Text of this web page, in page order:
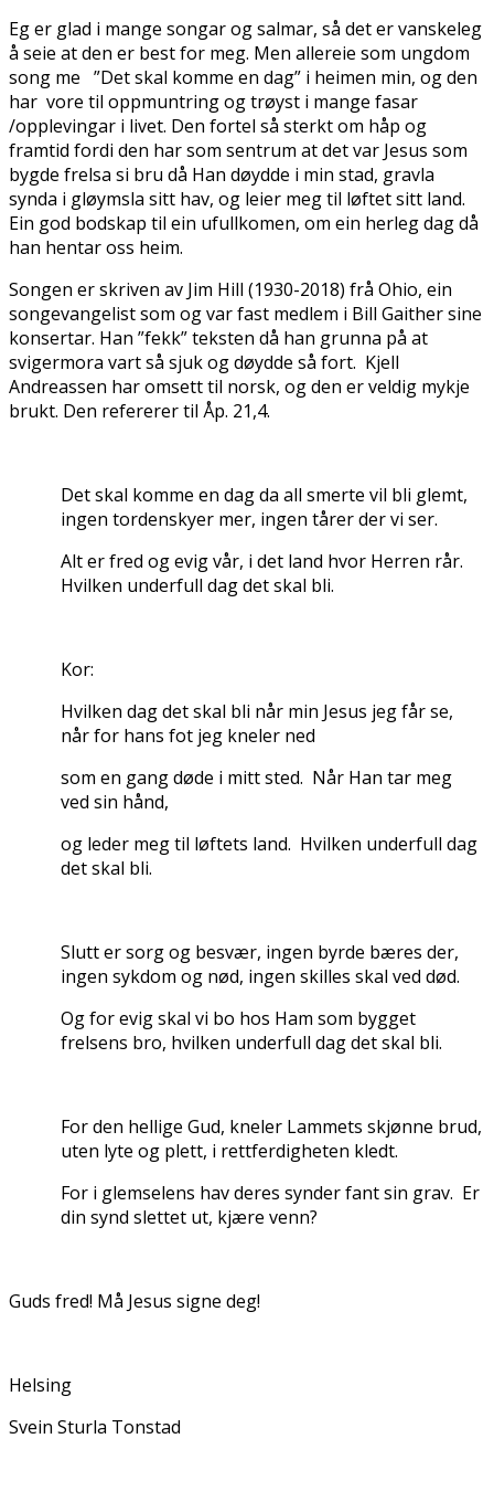
Eg er glad i mange songar og salmar, så det er vanskeleg
å seie at den er best for meg. Men allereie som ungdom
song me ”Det skal komme en dag” i heimen min, og den
har vore til oppmuntring og trøyst i mange fasar
/opplevingar i livet. Den fortel så sterkt om håp og
framtid fordi den har som sentrum at det var Jesus som
bygde frelsa si bru då Han døydde i min stad, gravla
synda i gløymsla sitt hav, og leier meg til løftet sitt land.
Ein god bodskap til ein ufullkomen, om ein herleg dag då
han hentar oss heim.
Songen er skriven av Jim Hill (1930-2018) frå Ohio, ein
songevangelist som og var fast medlem i Bill Gaither sine
konsertar. Han ”fekk” teksten då han grunna på at
svigermora vart så sjuk og døydde så fort. Kjell
Andreassen har omsett til norsk, og den er veldig mykje
brukt. Den refererer til Åp. 21,4.
Det skal komme en dag da all smerte vil bli glemt,
ingen tordenskyer mer, ingen tårer der vi ser.
Alt er fred og evig vår, i det land hvor Herren rår.
Hvilken underfull dag det skal bli.
Kor:
Hvilken dag det skal bli når min Jesus jeg får se,
når for hans fot jeg kneler ned
som en gang døde i mitt sted. Når Han tar meg
ved sin hånd,
og leder meg til løftets land. Hvilken underfull dag
det skal bli.
Slutt er sorg og besvær, ingen byrde bæres der,
ingen sykdom og nød, ingen skilles skal ved død.
Og for evig skal vi bo hos Ham som bygget
frelsens bro, hvilken underfull dag det skal bli.
For den hellige Gud, kneler Lammets skjønne brud,
uten lyte og plett, i rettferdigheten kledt.
For i glemselens hav deres synder fant sin grav. Er
din synd slettet ut, kjære venn?
Guds fred! Må Jesus signe deg!
Helsing
Svein Sturla Tonstad